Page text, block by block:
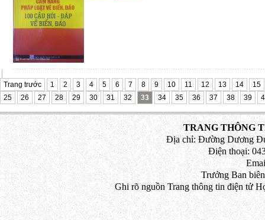
Trang trước 1 2 3 4 5 6 7 8 9 10 11 12 13 14
15
25
26 27 28 29 30 31 32 33 34 35 36 37 38 39
TRANG THÔNG
Địa chỉ: Đường Dương
Điện thoại:
Trưởng Ban
Ghi rõ nguồn Trang thông tin điện tử